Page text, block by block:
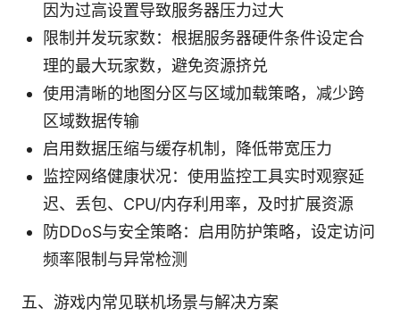
因为过高设置导致服务器压力过大
限制并发玩家数：根据服务器硬件条件设定合
理的最大玩家数，避免资源挤兑
使用清晰的地图分区与区域加载策略，减少跨
区域数据传输
启用数据压缩与缓存机制，降低带宽压力
监控网络健康状况：使用监控工具实时观察延
迟、丢包、CPU/内存利用率，及时扩展资源
防DDoS与安全策略：启用防护策略，设定访问
频率限制与异常检测
五、游戏内常见联机场景与解决方案